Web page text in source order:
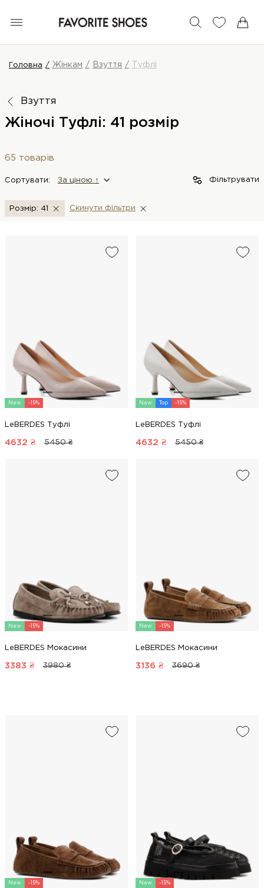
Головна Жінкам Взуття Туфлі
Взуття
Жіночі Туфлі: 41 розмір
65 товарів
Сортувати: За цiною ↑ Фільтрувати
Розмір: 41 Скинути фiльтри
New -15%
LeBERDES Туфлі
4632 ₴ 5450 ₴
New Top -15%
LeBERDES Туфлі
4632 ₴ 5450 ₴
New -15%
LeBERDES Мокасини
3383 ₴ 3980 ₴
New -15%
LeBERDES Мокасини
3136 ₴ 3690 ₴
New -15% New -15%